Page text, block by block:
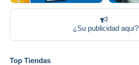
¿Su publicidad aquí?
Top Tiendas